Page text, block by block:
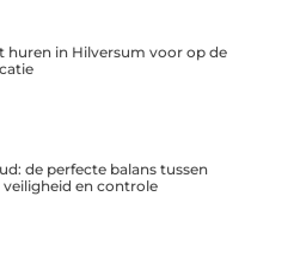
huren in Hilversum voor op de
de perfecte balans tussen
en controle